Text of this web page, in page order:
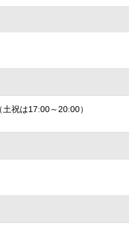
祝は17:00～20:00）